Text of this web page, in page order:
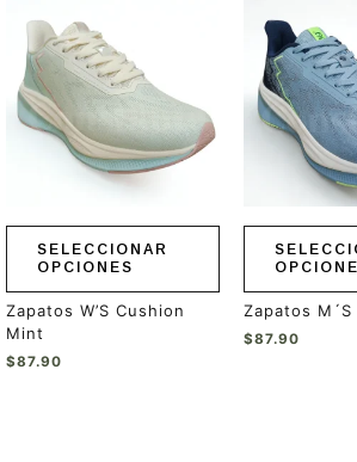
SELECCIONAR
OPCIONES
producto
tiene
múltiples
variantes.
Las
opciones
en
página
de
producto
Zapatos W’S Cushion
Mint
$87.90
producto
tiene
múltiples
variantes.
Las
opciones
en
página
de
producto
Zapatos
$87.90